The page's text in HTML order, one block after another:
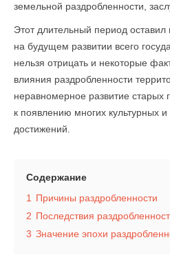
земельной раздробленности,
Этот длительный период оставил
на будущем развитии всего
нельзя отрицать и некоторые
влияния раздробленности
неравномерное развитие старых
к появлению многих культурных
достижений.
Содержание
1
Причины раздробленности
2 Последствия
3 Значение эпохи